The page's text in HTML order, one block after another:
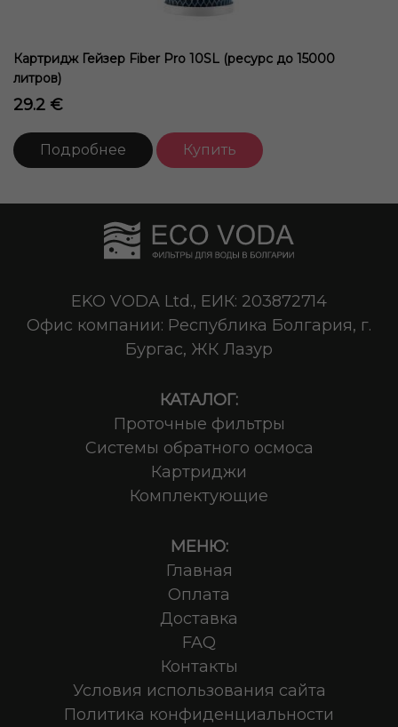
Картридж Гейзер Fiber Pro 10SL (ресурс до 15000
литров)
29.2 €
Подробнее Купить
EKO VODA Ltd., ЕИК: 203872714
Офис компании: Республика Болгария, г.
Бургас, ЖК Лазур
КАТАЛОГ:
Проточные фильтры
Системы обратного осмоса
Картриджи
Комплектующие
МЕНЮ:
Главная
Оплата
Доставка
FAQ
Контакты
Условия использования сайта
Политика конфиденциальности